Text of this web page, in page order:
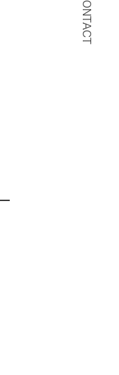
CONTACT